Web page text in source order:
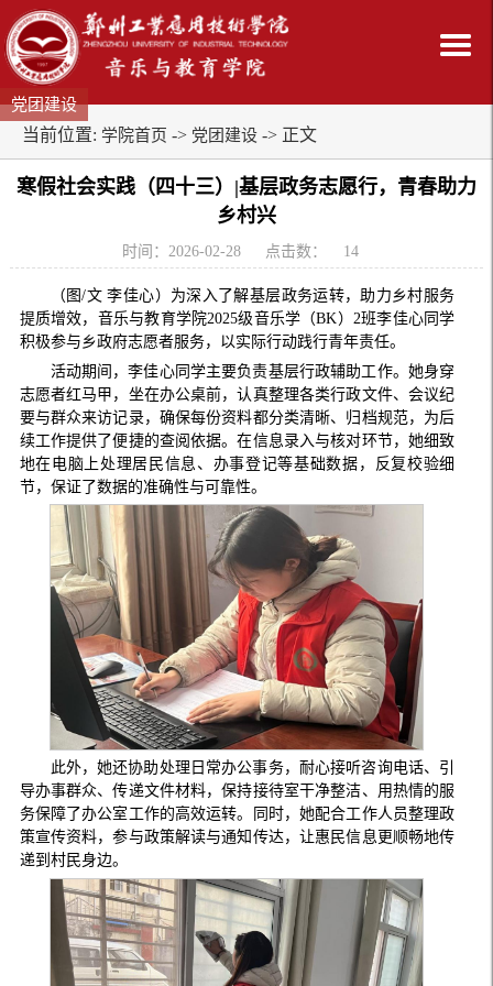
党团建设
当前位置: 学院首页 -> 党团建设 -> 正文
寒假社会实践（四十三）|基层政务志愿行，青春助力
乡村兴
时间：2026-02-28 点击数： 14
（图/文 李佳心）为深入了解基层政务运转，助力乡村服务
提质增效，音乐与教育学院2025级音乐学（BK）2班李佳心同学
积极参与乡政府志愿者服务，以实际行动践行青年责任。
活动期间，李佳心同学主要负责基层行政辅助工作。她身穿
志愿者红马甲，坐在办公桌前，认真整理各类行政文件、会议纪
要与群众来访记录，确保每份资料都分类清晰、归档规范，为后
续工作提供了便捷的查阅依据。在信息录入与核对环节，她细致
地在电脑上处理居民信息、办事登记等基础数据，反复校验细
节，保证了数据的准确性与可靠性。
此外，她还协助处理日常办公事务，耐心接听咨询电话、引
导办事群众、传递文件材料，保持接待室干净整洁、用热情的服
务保障了办公室工作的高效运转。同时，她配合工作人员整理政
策宣传资料，参与政策解读与通知传达，让惠民信息更顺畅地传
递到村民身边。